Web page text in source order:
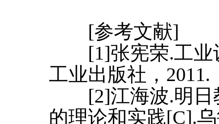
[参考文献]
[1]张宪荣.工业
工业出版社，2011.
[2]江海波.明日
的理论和实践[C].